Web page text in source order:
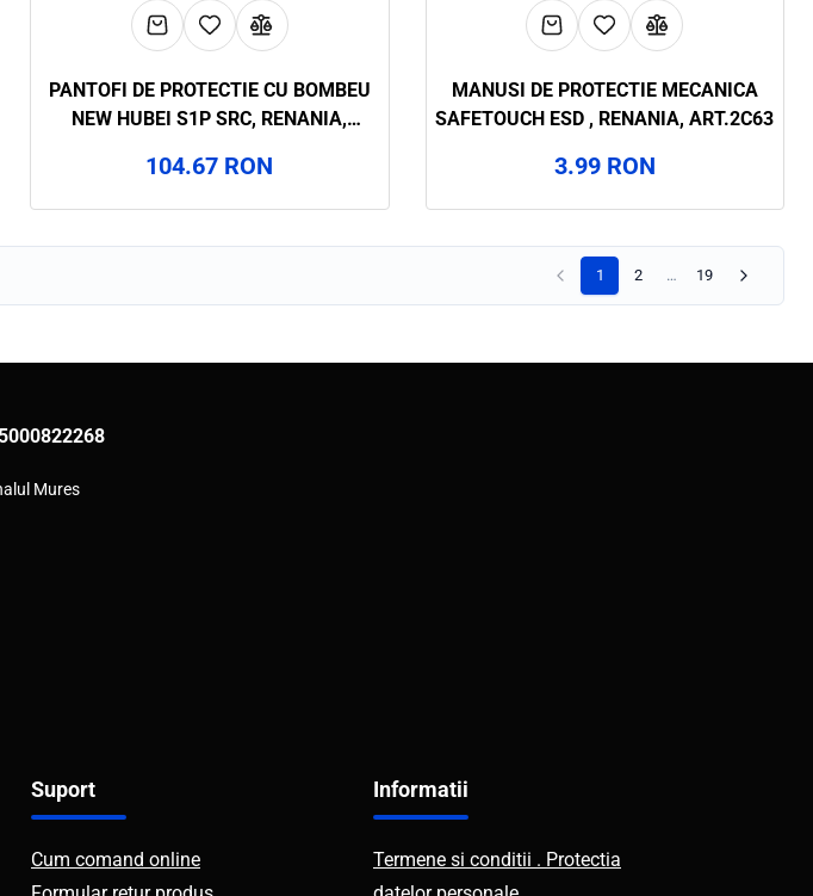
PANTOFI DE PROTECTIE CU BOMBEU
NEW HUBEI S1P SRC, RENANIA,
104.67 RON
MANUSI DE PROTECTIE MECANICA
SAFETOUCH ESD , RENANIA, ART.2C63
3.99 RON
1 2 … 19
Mures
Suport
Cum comand online
Informatii
Termene si conditii . Protectia